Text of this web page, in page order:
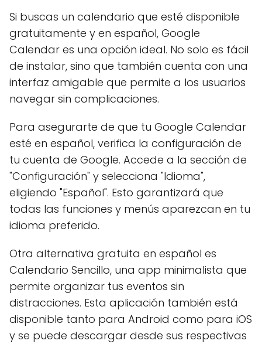
Si buscas un calendario que esté disponible
gratuitamente y en español, Google
Calendar es una opción ideal. No solo es fácil
de instalar, sino que también cuenta con una
interfaz amigable que permite a los usuarios
navegar sin complicaciones.
Para asegurarte de que tu Google Calendar
esté en español, verifica la configuración de
tu cuenta de Google. Accede a la sección de
"Configuración" y selecciona "Idioma",
eligiendo "Español". Esto garantizará que
todas las funciones y menús aparezcan en tu
idioma preferido.
Otra alternativa gratuita en español es
Calendario Sencillo, una app minimalista que
permite organizar tus eventos sin
distracciones. Esta aplicación también está
disponible tanto para Android como para iOS
y se puede descargar desde sus respectivas